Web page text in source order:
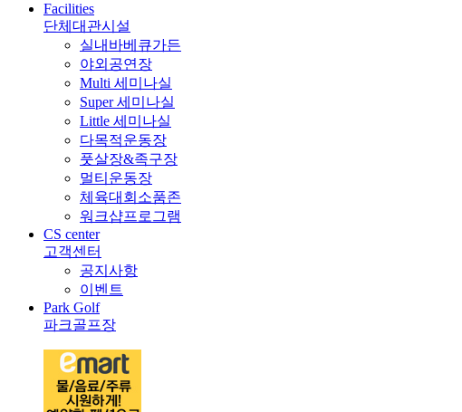
Facilities
단체대관시설
실내바베큐가든
야외공연장
Multi 세미나실
Super 세미나실
Little 세미나실
다목적운동장
풋살장&족구장
멀티운동장
체육대회소품존
워크샵프로그램
CS center
고객센터
공지사항
이벤트
Park Golf
파크골프장